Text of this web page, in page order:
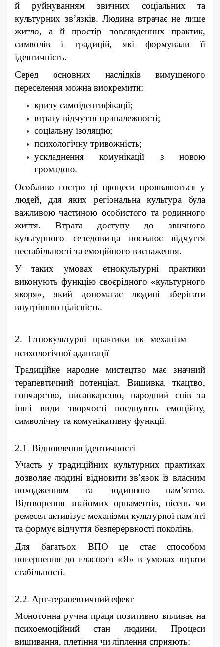
й руйнуванням звичних соціальних та
культурних зв’язків. Людина втрачає не лише
житло, а й простір повсякденних практик,
символів і традицій, які формували її
ідентичність.
Серед основних наслідків вимушеного
переселення можна виокремити:
кризу самоідентифікації;
втрату відчуття приналежності;
соціальну ізоляцію;
психологічну тривожність;
ускладнення комунікації з новою
громадою.
Особливо гостро ці процеси проявляються у
людей, для яких регіональна культура була
важливою частиною особистого та родинного
життя. Втрата доступу до звичного
культурного середовища посилює відчуття
нестабільності та емоційного виснаження.
У таких умовах етнокультурні практики
виконують функцію своєрідного «культурного
якоря», який допомагає людині зберігати
внутрішню цілісність.
2. Етнокультурні практики як механізм
психологічної адаптації
Традиційне народне мистецтво має значний
терапевтичний потенціал. Вишивка, ткацтво,
гончарство, писанкарство, народний спів та
інші види творчості поєднують емоційну,
символічну та комунікативну функції.
2.1. Відновлення ідентичності
Участь у традиційних культурних практиках
дозволяє людині відновити зв’язок із власним
походженням та родинною пам’яттю.
Відтворення знайомих орнаментів, пісень чи
ремесел активізує механізми культурної пам’яті
та формує відчуття безперервності поколінь.
Для багатьох ВПО це стає способом
повернення до власного «Я» в умовах втрати
стабільності.
2.2. Арт-терапевтичний ефект
Монотонна ручна праця позитивно впливає на
психоемоційний стан людини. Процеси
вишивання, плетіння чи ліплення сприяють: